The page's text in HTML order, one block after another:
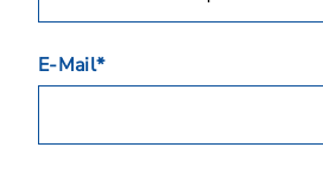
E-Mail*